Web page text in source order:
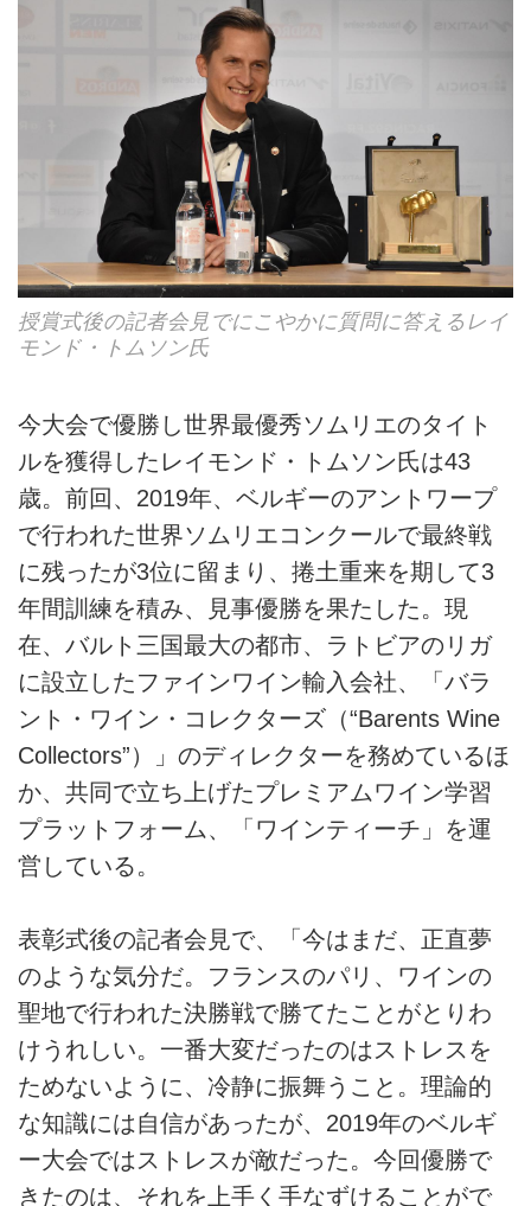
授賞式後の記者会見でにこやかに質問に答えるレイ
モンド・トムソン氏
今大会で優勝し世界最優秀ソムリエのタイト
ルを獲得したレイモンド・トムソン氏は43
歳。前回、2019年、ベルギーのアントワープ
で行われた世界ソムリエコンクールで最終戦
に残ったが3位に留まり、捲土重来を期して3
年間訓練を積み、見事優勝を果たした。現
在、バルト三国最大の都市、ラトビアのリガ
に設立したファインワイン輸入会社、「バラ
ント・ワイン・コレクターズ（“Barents Wine
Collectors”）」のディレクターを務めているほ
か、共同で立ち上げたプレミアムワイン学習
プラットフォーム、「ワインティーチ」を運
営している。
表彰式後の記者会見で、「今はまだ、正直夢
のような気分だ。フランスのパリ、ワインの
聖地で行われた決勝戦で勝てたことがとりわ
けうれしい。一番大変だったのはストレスを
ためないように、冷静に振舞うこと。理論的
な知識には自信があったが、2019年のベルギ
ー大会ではストレスが敵だった。今回優勝で
きたのは、それを上手く手なずけることがで